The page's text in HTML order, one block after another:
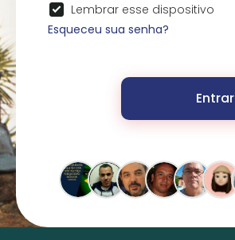
Lembrar esse dispositivo
Esqueceu sua senha?
Entrar